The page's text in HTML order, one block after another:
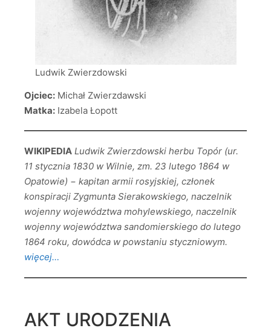
Ludwik Zwierzdowski
Ojciec: Michał Zwierzdawski
Matka: Izabela Łopott
WIKIPEDIA Ludwik Zwierzdowski herbu Topór (ur.
11 stycznia 1830 w Wilnie, zm. 23 lutego 1864 w
Opatowie) − kapitan armii rosyjskiej, członek
konspiracji Zygmunta Sierakowskiego, naczelnik
wojenny województwa mohylewskiego, naczelnik
wojenny województwa sandomierskiego do lutego
1864 roku, dowódca w powstaniu styczniowym.
więcej…
AKT URODZENIA